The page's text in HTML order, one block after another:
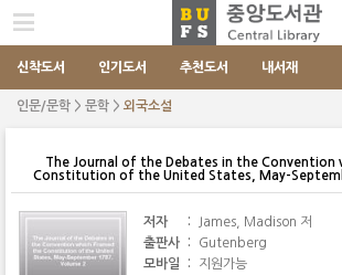
신착도서 인기도서 추천도서 내서재
인문/문학 > 문학 > 외국소설
The Journal of the Debates in the Convention
Constitution of the United States, May-
저자 :
James, Madison 저
출판사
:
Gutenberg
모바일
:
지원가능